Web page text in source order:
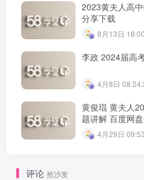
2023黄夫人高
分享下载
8月13日
李政 2024届高
4月8日
黄俊琨 黄夫人
题讲解 百度网
4月29日
评论 抢沙发